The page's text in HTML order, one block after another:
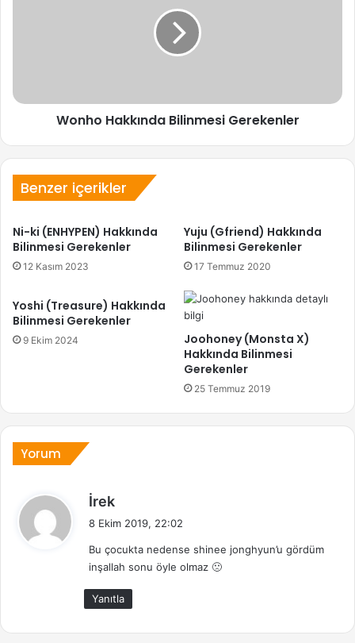
Wonho Hakkında Bilinmesi Gerekenler
Benzer içerikler
Ni-ki (ENHYPEN) Hakkında
Bilinmesi Gerekenler
12 Kasım 2023
Yuju (Gfriend) Hakkında
Bilinmesi Gerekenler
17 Temmuz 2020
Yoshi (Treasure) Hakkında
Bilinmesi Gerekenler
9 Ekim 2024
Joohoney (Monsta X)
Hakkında Bilinmesi
Gerekenler
25 Temmuz 2019
Yorum
İrek
i
k
i
:
8 Ekim 2019, 22:02
Bu çocukta nedense shinee jonghyun’u gördüm
inşallah sonu öyle olmaz 🙁
Yanıtla